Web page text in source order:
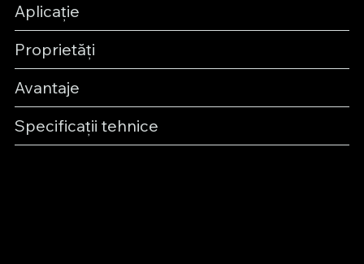
Aplicație
Proprietăți
Avantaje
Specificații tehnice